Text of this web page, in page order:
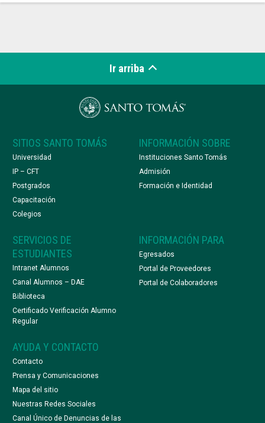
Ir arriba
SITIOS SANTO TOMÁS
Universidad
IP – CFT
Postgrados
Capacitación
Colegios
INFORMACIÓN SOBRE
Instituciones Santo Tomás
Admisión
Formación e Identidad
SERVICIOS DE
ESTUDIANTES
Intranet Alumnos
Canal Alumnos – DAE
Biblioteca
Certificado Verificación Alumno
Regular
INFORMACIÓN PARA
Egresados
Portal de Proveedores
Portal de Colaboradores
AYUDA Y CONTACTO
Contacto
Prensa y Comunicaciones
Mapa del sitio
Nuestras Redes Sociales
Canal Único de Denuncias de las